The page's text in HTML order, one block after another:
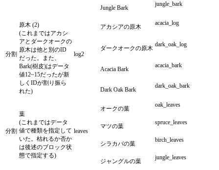
Jungle Bark
jungle_bark
分割
原木 (2)
(これまではアカシ
アとダークオークの
原木は他と別のID
だった。また、
Bark(樹皮)はデータ
値12~15だったが新
しくIDが割り振ら
れた)
log2
アカシアの原木
acacia_log
ダークオークの原木
dark_oak_log
Acacia Bark
acacia_bark
Dark Oak Bark
dark_oak_bark
分割
葉
(これまではデータ
値で種類を指定して
いた。枯れるか否か
は後述のブロック状
態で指定する)
leaves
オークの葉
oak_leaves
マツの葉
spruce_leaves
シラカバの葉
birch_leaves
ジャングルの葉
jungle_leaves